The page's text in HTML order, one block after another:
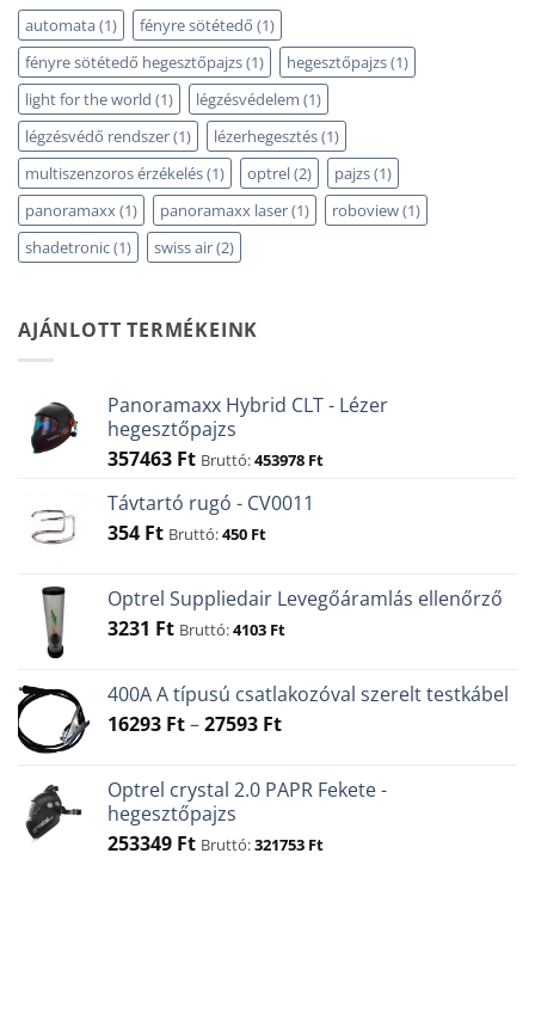
automata(1) fényre sötétedő (1)
fényre sötétedő hegesztőpajzs(1) hegesztőpajzs(1)
light for the world (1) légzésvédelem (1)
légzésvédő rendszer(1) lézerhegesztés(1)
multiszenzoros érzékelés(1) optrel(2) pajzs(1)
panoramaxx(1) panoramaxx laser(1) roboview(1)
shadetronic(1) swiss air(2)
AJÁNLOTT TERMÉKEINK
Panoramaxx Hybrid CLT - Lézer
hegesztőpajzs
357463 Ft Bruttó:453978 Ft
Távtartó rugó - CV0011
354 Ft Bruttó:450 Ft
Optrel Suppliedair Levegőáramlás ellenőrző
3231 Ft Bruttó:4103 Ft
400A A típusú csatlakozóval szerelt testkábel
16293 Ft–27593 FtÁrtartomány:
27593 Ft
Optrel crystal 2.0 PAPR Fekete -
hegesztőpajzs
253349 Ft Bruttó:321753 Ft